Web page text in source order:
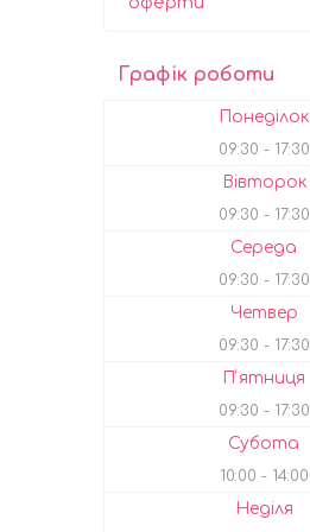
Графік роботи
Понеділок
09:30 17:30
Вівторок
09:30 17:30
Середа
09:30 17:30
Четвер
09:30 17:30
Пʼятниця
09:30 17:30
Субота
10:00 14:00
Неділя